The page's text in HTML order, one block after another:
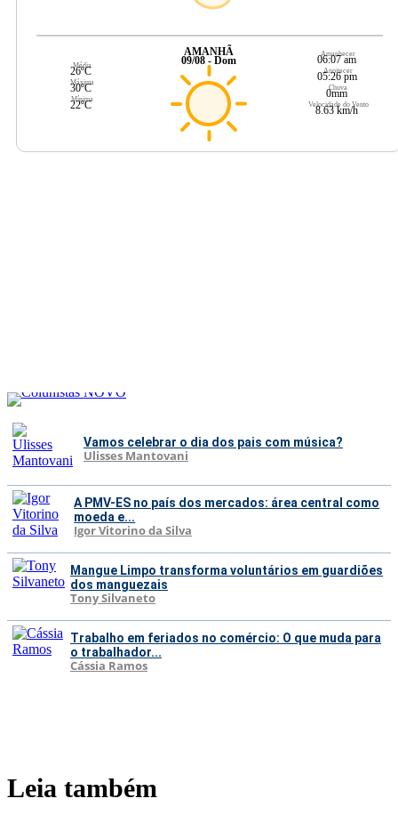
Média
26ºC
Máxima
30ºC
Mínima
22ºC
AMANHÃ
09/08 - Dom
Amanhecer
06:07 am
Anoitecer
05:26 pm
Chuva
0mm
Velocidade do Vento
8.63 km/h
Vamos celebrar o dia dos pais com música?
Ulisses Mantovani
A PMV-ES no país dos mercados: área central como
moeda e...
Igor Vitorino da Silva
Mangue Limpo transforma voluntários em guardiões
dos manguezais
Tony Silvaneto
Trabalho em feriados no comércio: O que muda para
o trabalhador...
Cássia Ramos
Leia também